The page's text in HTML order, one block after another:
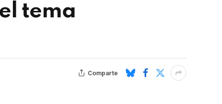
tema
Comparte